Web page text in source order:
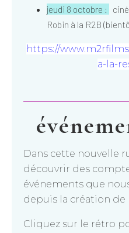
jeudi 8 octobre :
Robin à la R2B
https://
a-la-
Dans cette nouvelle
découvrir des
événements que
depuis la création de
Cliquez sur le rétro